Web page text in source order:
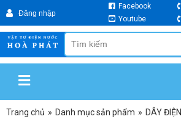
Facebook
Youtube
Trang chủ » Danh mục sản phẩm » DÂY ĐIỆN